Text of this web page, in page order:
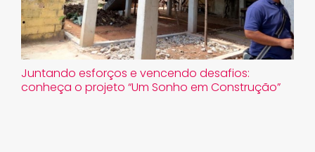
Juntando esforços e vencendo desafios:
conheça o projeto “Um Sonho em Construção”